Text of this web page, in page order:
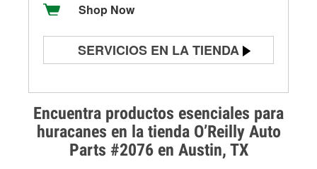
Encuentra productos esenciales para
huracanes en la tienda O’Reilly Auto
Parts #2076 en Austin, TX
Shop Now
SERVICIOS EN LA TIENDA
Prueba de alternadores y
arrancadores
Revisión de la luz "Check Engine"